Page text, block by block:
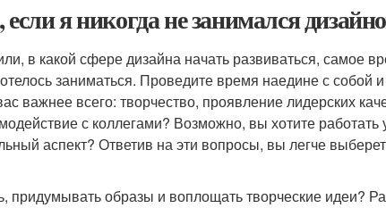
если я никогда не занимался
в какой сфере дизайна начать развиваться, самое
заниматься. Проведите время наедине с собой
важнее всего: творчество, проявление лидерских
с коллегами? Возможно, вы хотите
аспект? Ответив на эти вопросы, вы легче
придумывать образы и воплощать творческие идеи?